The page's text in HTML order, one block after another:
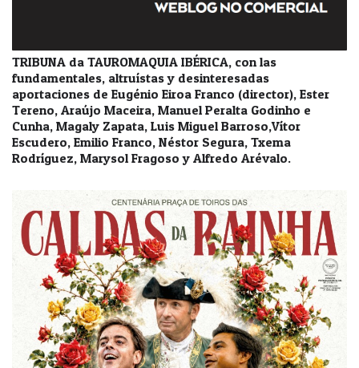
TRIBUNA da TAUROMAQUIA IBÉRICA, con las
fundamentales, altruístas y desinteresadas
aportaciones de Eugénio Eiroa Franco (director), Ester
Tereno, Araújo Maceira, Manuel Peralta Godinho e
Cunha, Magaly Zapata, Luis Miguel Barroso,Vítor
Escudero, Emilio Franco, Néstor Segura, Txema
Rodríguez, Marysol Fragoso y Alfredo Arévalo.